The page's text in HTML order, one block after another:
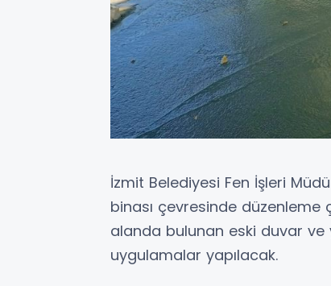
İzmit Belediyesi Fen İşleri
binası çevresinde düzenleme
alanda bulunan eski duvar ve
uygulamalar yapılacak.